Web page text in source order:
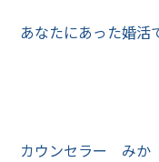
あなたにあった婚活
カウンセラー みか